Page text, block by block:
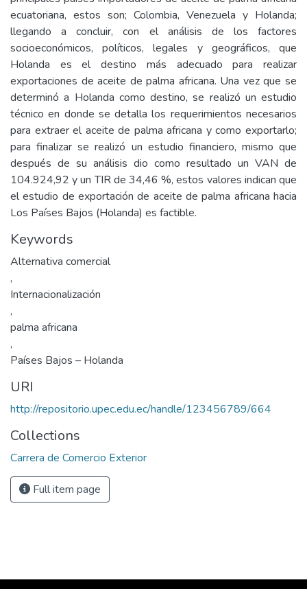
ecuatoriana, estos son; Colombia, Venezuela y Holanda;
llegando a concluir, con el análisis de los factores
socioeconómicos, políticos, legales y geográficos, que
Holanda es el destino más adecuado para realizar
exportaciones de aceite de palma africana. Una vez que se
determinó a Holanda como destino, se realizó un estudio
técnico en donde se detalla los requerimientos necesarios
para extraer el aceite de palma africana y como exportarlo;
para finalizar se realizó un estudio financiero, mismo que
después de su análisis dio como resultado un VAN de
104.924,92 y un TIR de 34,46 %, estos valores indican que
el estudio de exportación de aceite de palma africana hacia
Los Países Bajos (Holanda) es factible.
Keywords
Alternativa comercial
,
Internacionalización
,
palma africana
,
Países Bajos – Holanda
URI
http://repositorio.upec.edu.ec/handle/123456789/664
Collections
Carrera de Comercio Exterior
Full item page